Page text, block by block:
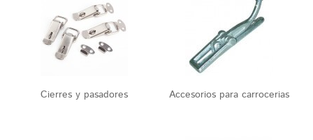
Cierres y pasadores Accesorios para carrocerias